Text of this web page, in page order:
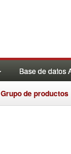
Base de datos
Grupo de productos